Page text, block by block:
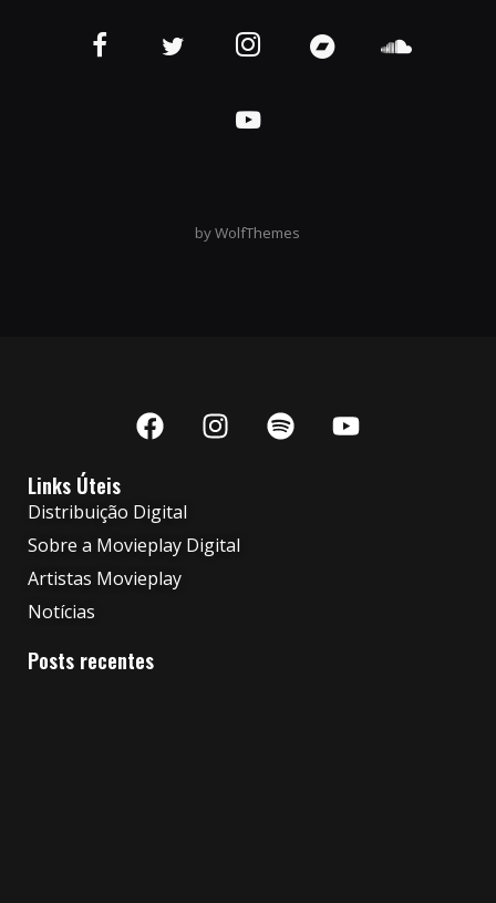
byWolfThemes
Links Úteis
Distribuição Digital
Sobre a Movieplay Digital
Artistas Movieplay
Notícias
Posts recentes